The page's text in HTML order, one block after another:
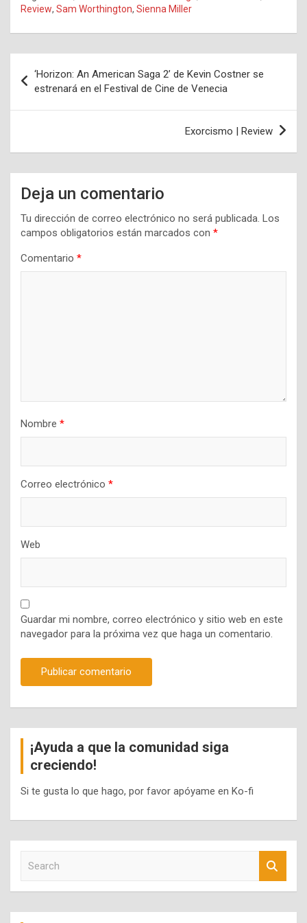
Review, Sam Worthington, Sienna Miller
de
entradas
‘Horizon: An American Saga 2’ de Kevin Costner se
estrenará en el Festival de Cine de Venecia
Exorcismo | Review
Deja un comentario
Tu dirección de correo electrónico no será publicada. Los
campos obligatorios están marcados con *
Comentario *
Nombre *
Correo electrónico *
Web
Guardar mi nombre, correo electrónico y sitio web en este
navegador para la próxima vez que haga un comentario.
¡Ayuda a que la comunidad siga
creciendo!
Si te gusta lo que hago, por favor apóyame en Ko-fi
c